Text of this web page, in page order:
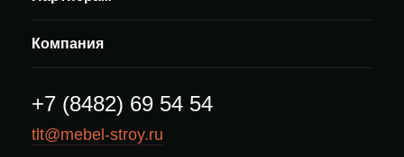
Компания
+7 (8482) 69 54 54
tlt@mebel-stroy.ru